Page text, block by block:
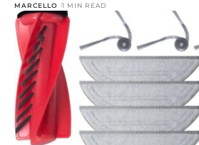
MARCELLO 1 MIN READ